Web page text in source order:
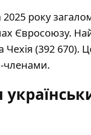
року
Євросоюзу.
Чехія (392 670).
членами.